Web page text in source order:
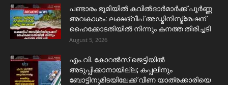
പണ്ടാരം ഭൂമിയിൽ കവിൽദാർമാർക്ക് പൂർണ്ണ
അവകാശം: ലക്ഷദ്വീപ് അഡ്മിനിസ്ട്രേഷന്
ഹൈക്കോടതിയിൽ നിന്നും കനത്ത തിരിച്ചടി
August 5, 2026
​എം.വി. കോറൽസ് ജെട്ടിയിൽ
അടുപ്പിക്കാനായില്ല; കപ്പലിനും
ബോട്ടിനുമിടയിലേക്ക് വീണ യാത്രക്കാരിയെ